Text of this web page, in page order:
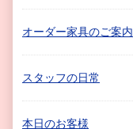
オーダー家具のご案内
スタッフの日常
本日のお客様